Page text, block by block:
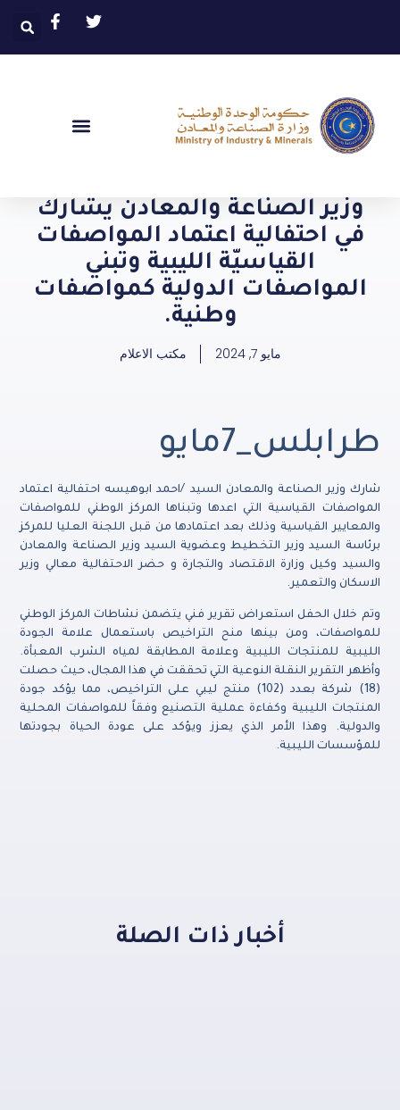
وزير الصناعة والمعادن يشارك
في احتفالية اعتماد المواصفات
القياسيّة الليبية وتبني
المواصفات الدولية كمواصفات
وطنية.
مايو 7, 2024 مكتب الاعلام
طرابلس_7مايو
شارك وزير الصناعة والمعادن السيد /احمد ابوهيسه احتفالية اعتماد
المواصفات القياسية التي اعدها وتبناها المركز الوطني للمواصفات
والمعايير القياسية وذلك بعد اعتمادها من قبل اللجنة العليا للمركز
برئاسة السيد وزير التخطيط وعضوية السيد وزير الصناعة والمعادن
والسيد وكيل وزارة الاقتصاد والتجارة و حضر الاحتفالية معالي وزير
الاسكان والتعمير.
وتم خلال الحفل استعراض تقرير فني يتضمن نشاطات المركز الوطني
للمواصفات، ومن بينها منح التراخيص باستعمال علامة الجودة
الليبية للمنتجات الليبية وعلامة المطابقة لمياه الشرب المعبأة.
وأظهر التقرير النقلة النوعية التي تحققت في هذا المجال، حيث حصلت
(18) شركة بعدد (102) منتج ليبي على التراخيص، مما يؤكد جودة
المنتجات الليبية وكفاءة عملية التصنيع وفقاً للمواصفات المحلية
والدولية. وهذا الأمر الذي يعزز ويؤكد على عودة الحياة بجودتها
للمؤسسات الليبية.
أخبار ذات الصلة